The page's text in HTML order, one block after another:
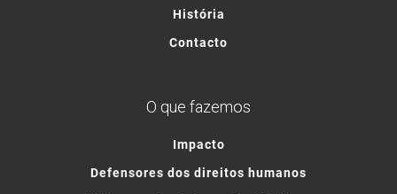
História
Contacto
O que fazemos
Impacto
Defensores dos direitos humanos